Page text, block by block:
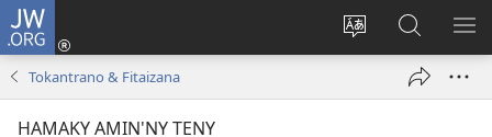
JW.ORG
Hiova
Hiditra
(manokatra
ato
Amin’ny
Tokantrano & Fitaizana
HAMAKY AMIN'NY TENY